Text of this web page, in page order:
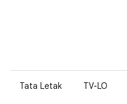
Tata Letak TV-LO